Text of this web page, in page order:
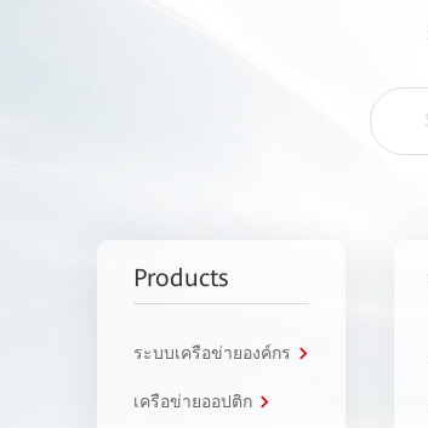
Products
ระบบเครือข่ายองค์กร
เครือข่ายออปติก